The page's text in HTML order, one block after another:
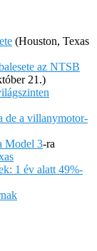
(Houston, Texas
az NTSB
21.)
de a villanymotor-
Model 3-ra
1 év alatt 49%-